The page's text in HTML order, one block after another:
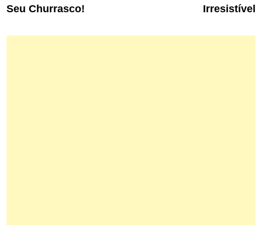
Seu Churrasco!
Irresistível